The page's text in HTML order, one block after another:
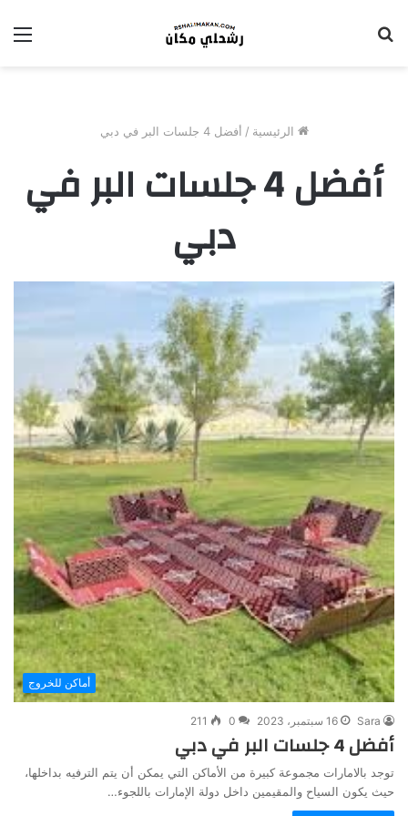
الرئيسية / أفضل 4 جلسات البر في دبي
أفضل 4 جلسات البر في
دبي
أماكن للخروج
Sara 16 سبتمبر، 2023 0
211
أفضل 4 جلسات البر في دبي
توجد بالامارات مجموعة كبيرة من الأماكن التي يمكن أن يتم الترفيه بداخلها،
حيث يكون السياح والمقيمين داخل دولة الإمارات باللجوء…